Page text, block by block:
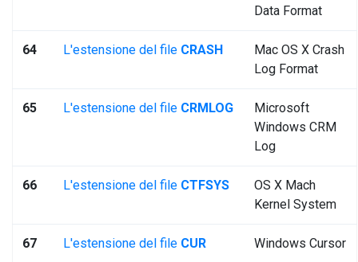
Data Format
64 L'estensione del file CRASH
Mac OS X Crash
Log Format
65 L'estensione del file CRMLOG
Microsoft
Windows CRM
Log
66 L'estensione del file CTFSYS
OS X Mach
Kernel System
67 L'estensione del file CUR Windows Cursor